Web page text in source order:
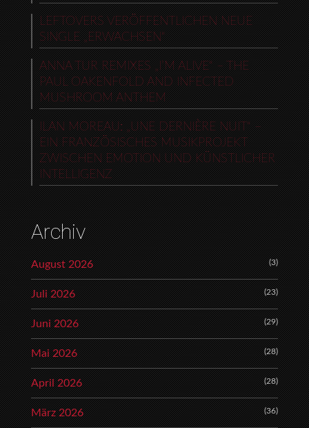
LEFTOVERS VERÖFFENTLICHEN NEUE
SINGLE „ERWACHSEN“
ANNA TUR REMIXES „I’M ALIVE“ – THE
PAUL OAKENFOLD AND INFECTED
MUSHROOM ANTHEM
ILAN MOREAU: „UNE DERNIÈRE NUIT“ –
EIN FRANZÖSISCHES MUSIKPROJEKT
ZWISCHEN EMOTION UND KÜNSTLICHER
INTELLIGENZ
Archiv
August 2026 (3)
Juli 2026 (23)
Juni 2026 (29)
Mai 2026 (28)
April 2026 (28)
März 2026 (36)